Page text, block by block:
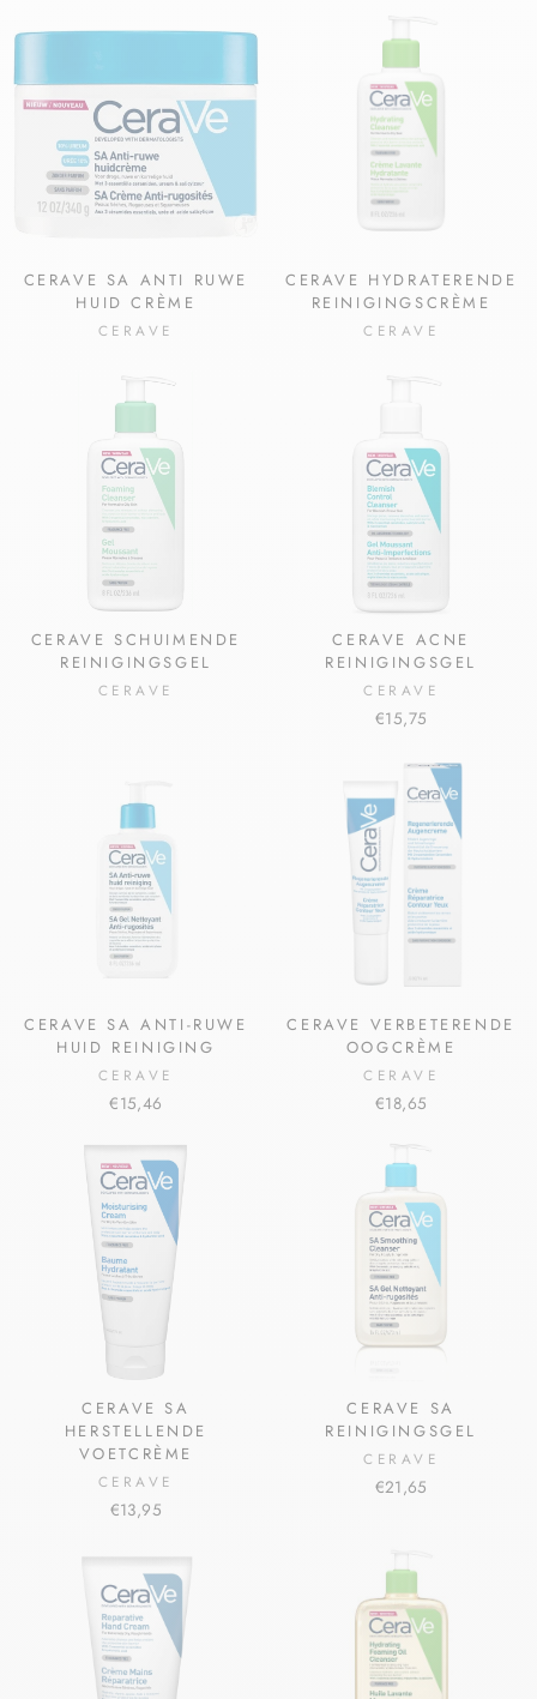
CERAVE SA ANTI RUWE
HUID CRÈME
CERAVE
CERAVE HYDRATERENDE
REINIGINGSCRÈME
CERAVE
CERAVE SCHUIMENDE
REINIGINGSGEL
CERAVE
CERAVE ACNE
REINIGINGSGEL
CERAVE
€15,75
CERAVE SA ANTI-RUWE
HUID REINIGING
CERAVE
€15,46
CERAVE VERBETERENDE
OOGCRÈME
CERAVE
€18,65
CERAVE SA
HERSTELLENDE
VOETCRÈME
CERAVE
€13,95
CERAVE SA
REINIGINGSGEL
CERAVE
€21,65